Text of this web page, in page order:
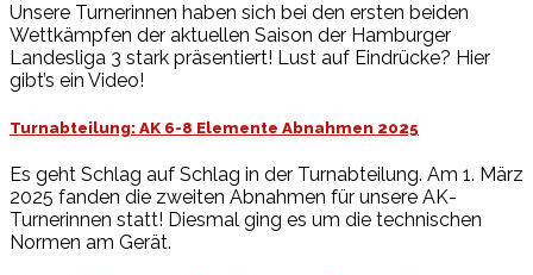
Unsere Turnerinnen haben sich bei den ersten beiden
Wettkämpfen der aktuellen Saison der Hamburger
Landesliga 3 stark präsentiert! Lust auf Eindrücke? Hier
gibt’s ein Video!
Turnabteilung: AK 6-8 Elemente Abnahmen 2025
Es geht Schlag auf Schlag in der Turnabteilung. Am 1. März
2025 fanden die zweiten Abnahmen für unsere AK-
Turnerinnen statt! Diesmal ging es um die technischen
Normen am Gerät.